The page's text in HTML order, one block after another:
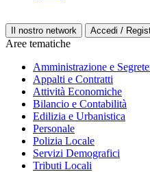
Il nostro network Accedi /
Aree tematiche
Amministrazione e
Appalti e Contratti
Attività Economiche
Bilancio e Contabilità
Edilizia e Urbanistica
Personale
Polizia Locale
Servizi Demografici
Tributi Locali